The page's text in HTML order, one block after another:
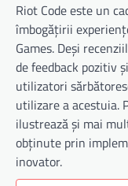
Riot Code este un
îmbogățirii
Games. Deși
de feedback pozitiv
utilizatori
utilizare a acestuia.
ilustrează și mai
obținute prin
inovator.